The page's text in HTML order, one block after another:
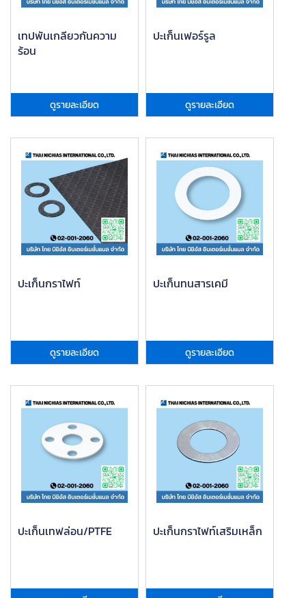
เทปพันเกลียวกันความ
ร้อน
ดูรายละเอียด
ปะเก็นเฟอร์รูล
ดูรายละเอียด
ปะเก็นกราไฟท์
ดูรายละเอียด
ปะเก็นทนสารเคมี
ดูรายละเอียด
ปะเก็นเทฟล่อน/PTFE ปะเก็นกราไฟท์เสริมเหล็ก